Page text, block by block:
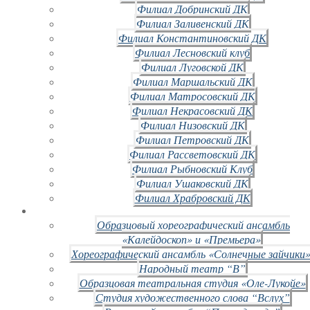
Филиал Добринский ДК
Филиал Заливенский ДК
Филиал Константиновский ДК
Филиал Лесновский клуб
Филиал Луговской ДК
Филиал Маршальский ДК
Филиал Матросовский ДК
Филиал Некрасовский ДК
Филиал Низовский ДК
Филиал Петровский ДК
Филиал Рассветовский ДК
Филиал Рыбновский Клуб
Филиал Ушаковский ДК
Филиал Храбровский ДК
Образцовый хореографический ансамбль
«Калейдоскоп» и «Премьера»
Хореографический ансамбль «Солнечные
Народный театр “В”
Образцовая театральная студия «Оле-Лукойе»
Студия художественного слова “Вслух”